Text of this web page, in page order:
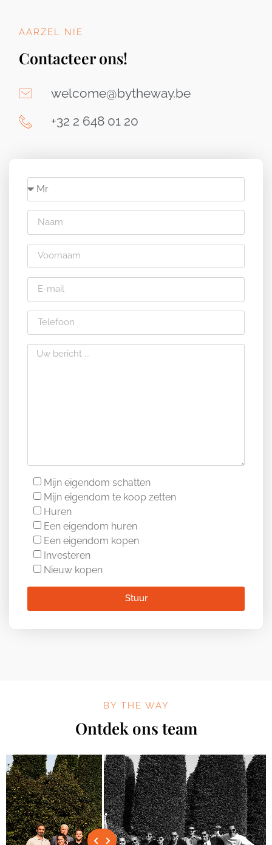
Mijn eigendom schatten
Mijn eigendom te koop zetten
Huren
Een eigendom huren
Een eigendom kopen
Investeren
Nieuw kopen
Stuur
AARZEL NIE
Contacteer ons!
welcome@bytheway.be
+32 2 648 01 20
BY THE WAY
Ontdek ons team